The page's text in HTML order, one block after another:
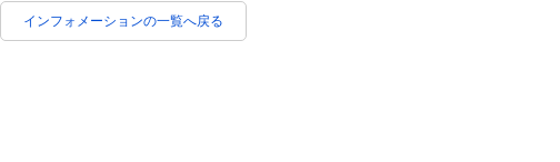
インフォメーションの一覧へ戻る